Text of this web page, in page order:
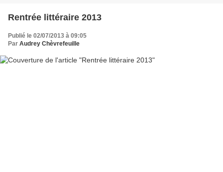
Rentrée littéraire 2013
Publié le 02/07/2013 à 09:05
Par Audrey Chèvrefeuille